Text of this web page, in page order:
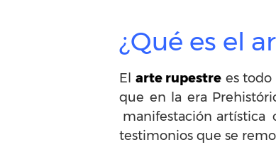
¿Qué es el
El arte rupestre es todo
que en la era
manifestación artística
testimonios que se